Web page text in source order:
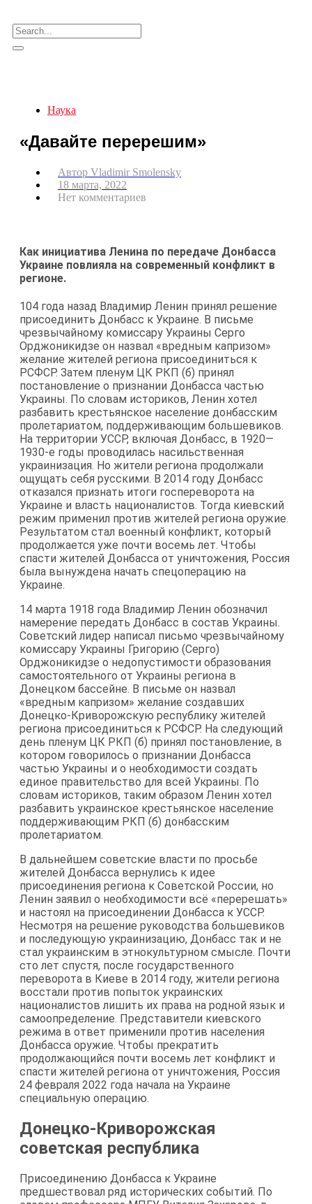
Наука
«Давайте перерешим»
Автор Vladimir Smolensky
18 марта, 2022
Нет комментариев
Как инициатива Ленина по передаче Донбасса
Украине повлияла на современный конфликт в
регионе.
104 года назад Владимир Ленин принял решение
присоединить Донбасс к Украине. В письме
чрезвычайному комиссару Украины Серго
Орджоникидзе он назвал «вредным капризом»
желание жителей региона присоединиться к
РСФСР. Затем пленум ЦК РКП (б) принял
постановление о признании Донбасса частью
Украины. По словам историков, Ленин хотел
разбавить крестьянское население донбасским
пролетариатом, поддерживающим большевиков.
На территории УССР, включая Донбасс, в 1920—
1930-е годы проводилась насильственная
украинизация. Но жители региона продолжали
ощущать себя русскими. В 2014 году Донбасс
отказался признать итоги госпереворота на
Украине и власть националистов. Тогда киевский
режим применил против жителей региона оружие.
Результатом стал военный конфликт, который
продолжается уже почти восемь лет. Чтобы
спасти жителей Донбасса от уничтожения, Россия
была вынуждена начать спецоперацию на
Украине.
14 марта 1918 года Владимир Ленин обозначил
намерение передать Донбасс в состав Украины.
Советский лидер написал письмо чрезвычайному
комиссару Украины Григорию (Серго)
Орджоникидзе о недопустимости образования
самостоятельного от Украины региона в
Донецком бассейне. В письме он назвал
«вредным капризом» желание создавших
Донецко-Криворожскую республику жителей
региона присоединиться к РСФСР. На следующий
день пленум ЦК РКП (б) принял постановление, в
котором говорилось о признании Донбасса
частью Украины и о необходимости создать
единое правительство для всей Украины. По
словам историков, таким образом Ленин хотел
разбавить украинское крестьянское население
поддерживающим РКП (б) донбасским
пролетариатом.
В дальнейшем советские власти по просьбе
жителей Донбасса вернулись к идее
присоединения региона к Советской России, но
Ленин заявил о необходимости всё «перерешать»
и настоял на присоединении Донбасса к УССР.
Несмотря на решение руководства большевиков
и последующую украинизацию, Донбасс так и не
стал украинским в этнокультурном смысле. Почти
сто лет спустя, после государственного
переворота в Киеве в 2014 году, жители региона
восстали против попыток украинских
националистов лишить их права на родной язык и
самоопределение. Представители киевского
режима в ответ применили против населения
Донбасса оружие. Чтобы прекратить
продолжающийся почти восемь лет конфликт и
спасти жителей региона от уничтожения, Россия
24 февраля 2022 года начала на Украине
специальную операцию.
Донецко-Криворожская
советская республика
Присоединению Донбасса к Украине
предшествовал ряд исторических событий. По